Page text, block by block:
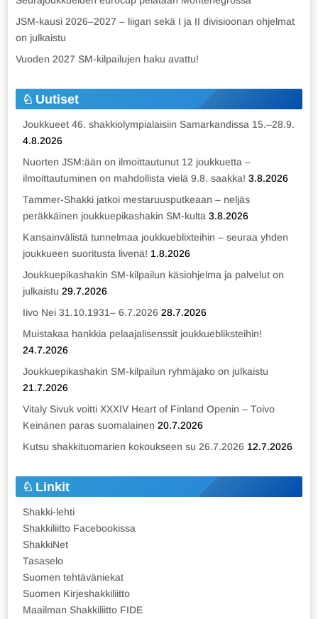
JSM-kausi 2026–2027 – liigan sekä I ja II divisioonan ohjelmat
on julkaistu
Vuoden 2027 SM-kilpailujen haku avattu!
Uutiset
Joukkueet 46. shakkiolympialaisiin Samarkandissa 15.–28.9.
4.8.2026
Nuorten JSM:ään on ilmoittautunut 12 joukkuetta –
ilmoittautuminen on mahdollista vielä 9.8. saakka! 3.8.2026
Tammer-Shakki jatkoi mestaruusputkeaan – neljäs
peräkkäinen joukkuepikashakin SM-kulta 3.8.2026
Kansainvälistä tunnelmaa joukkueblixteihin – seuraa yhden
joukkueen suoritusta livenä! 1.8.2026
Joukkuepikashakin SM-kilpailun käsiohjelma ja palvelut on
julkaistu 29.7.2026
Iivo Nei 31.10.1931– 6.7.2026 28.7.2026
Muistakaa hankkia pelaajalisenssit joukkuebliksteihin!
24.7.2026
Joukkuepikashakin SM-kilpailun ryhmäjako on julkaistu
21.7.2026
Vitaly Sivuk voitti XXXIV Heart of Finland Openin – Toivo
Keinänen paras suomalainen 20.7.2026
Kutsu shakkituomarien kokoukseen su 26.7.2026 12.7.2026
Linkit
Shakki-lehti
Shakkiliitto Facebookissa
ShakkiNet
Tasaselo
Suomen tehtäväniekat
Suomen Kirjeshakkiliitto
Maailman Shakkiliitto FIDE